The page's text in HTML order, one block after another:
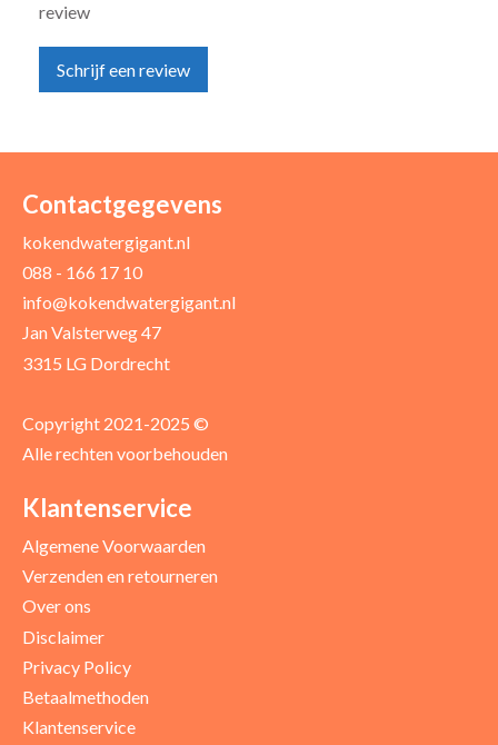
review
Schrijf een review
Uw naam *
Uw recensie *
Contactgegevens
kokendwatergigant.nl
088 - 166 17 10
info@kokendwatergigant.nl
Jan Valsterweg 47
3315 LG Dordrecht
Copyright 2021-2025 ©
Alle rechten voorbehouden
Klantenservice
Algemene Voorwaarden
Verzenden en retourneren
Over ons
Disclaimer
Privacy Policy
Betaalmethoden
Klantenservice